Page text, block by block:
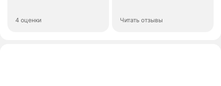
4 оценки Читать отзывы